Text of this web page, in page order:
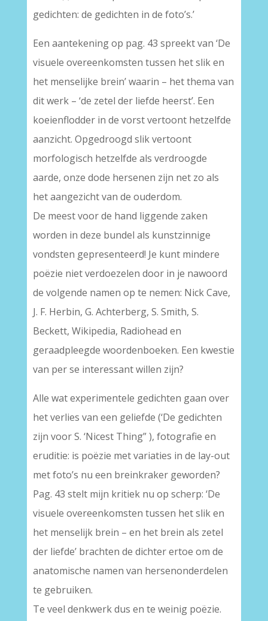
gedichten: de gedichten in de foto’s.’
Een aantekening op pag. 43 spreekt van ‘De
visuele overeenkomsten tussen het slik en
het menselijke brein’ waarin – het thema van
dit werk – ‘de zetel der liefde heerst’. Een
koeienflodder in de vorst vertoont hetzelfde
aanzicht. Opgedroogd slik vertoont
morfologisch hetzelfde als verdroogde
aarde, onze dode hersenen zijn net zo als
het aangezicht van de ouderdom.
De meest voor de hand liggende zaken
worden in deze bundel als kunstzinnige
vondsten gepresenteerd! Je kunt mindere
poëzie niet verdoezelen door in je nawoord
de volgende namen op te nemen: Nick Cave,
J. F. Herbin, G. Achterberg, S. Smith, S.
Beckett, Wikipedia, Radiohead en
geraadpleegde woordenboeken. Een kwestie
van per se interessant willen zijn?
Alle wat experimentele gedichten gaan over
het verlies van een geliefde (‘De gedichten
zijn voor S. ‘Nicest Thing” ), fotografie en
eruditie: is poëzie met variaties in de lay-out
met foto’s nu een breinkraker geworden?
Pag. 43 stelt mijn kritiek nu op scherp: ‘De
visuele overeenkomsten tussen het slik en
het menselijk brein – en het brein als zetel
der liefde’ brachten de dichter ertoe om de
anatomische namen van hersenonderdelen
te gebruiken.
Te veel denkwerk dus en te weinig poëzie.